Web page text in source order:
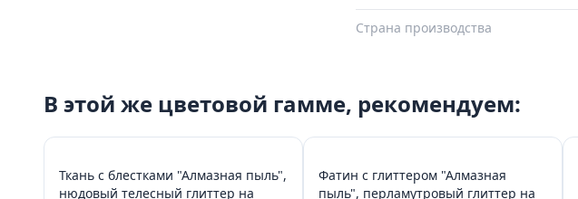
Страна производства
В этой же цветовой гамме, рекомендуем:
Ткань с блестками "Алмазная пыль",
нюдовый телесный глиттер на
Фатин с глиттером "Алмазная
пыль", перламутровый глиттер на